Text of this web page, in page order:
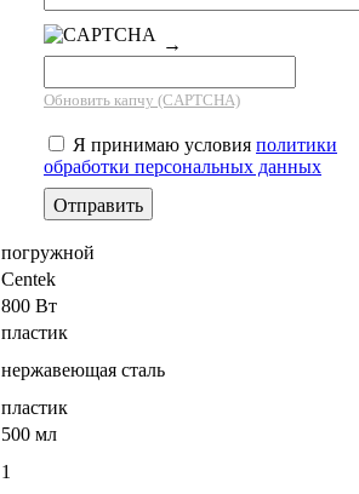
→
Обновить капчу (CAPTCHA)
Я принимаю условия политики
обработки персональных данных
погружной
Centek
800 Вт
пластик
нержавеющая сталь
пластик
500 мл
1